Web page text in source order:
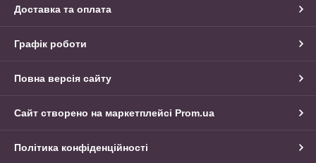
Доставка та оплата
Графік роботи
Повна версія сайту
Сайт створено на маркетплейсі Prom.ua
Політика конфіденційності